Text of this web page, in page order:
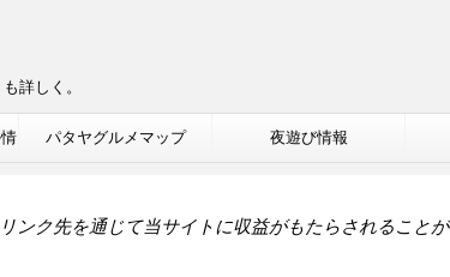
詳しく。
パタヤグルメマップ 夜遊び情報
ンク先を通じて当サイトに収益がもたらされることが